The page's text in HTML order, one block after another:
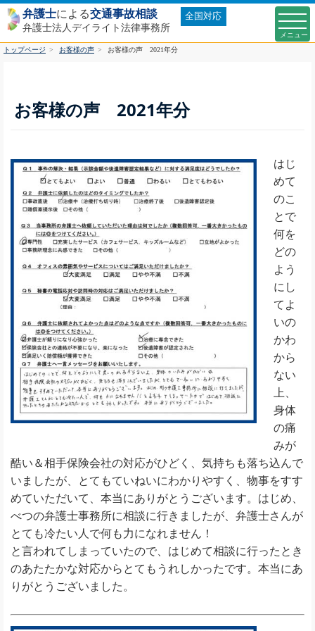
弁護士による交通事故相談
弁護士法人デイライト法律事務所
全国対応
トップページ お客様の声 お客様の声 2021年分
お客様の声 2021年分
はじ
めて
のこ
とで
何を
どの
よう
にし
てよ
いの
かわ
から
ない
上、
身体
の痛
みが
酷い＆相手保険会社の対応がひどく、気持ちも落ち込んで
いましたが、とてもていねいにわかりやすく、物事をすす
めていただいて、本当にありがとうございます。はじめ、
べつの弁護士事務所に相談に行きましたが、弁護士さんが
とても冷たい人で何も力になれません！
と言われてしまっていたので、はじめて相談に行ったとき
のあたたかな対応からとてもうれしかったです。本当にあ
りがとうございました。